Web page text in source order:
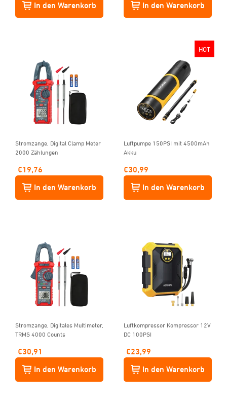
In den Warenkorb
In den Warenkorb
Stromzange, Digital Clamp Meter
2000 Zählungen
€19,76
In den Warenkorb
HOT
Luftpumpe 150PSI mit 4500mAh
Akku
€30,99
In den Warenkorb
Stromzange, Digitales Multimeter,
TRMS 4000 Counts
€30,91
In den Warenkorb
Luftkompressor Kompressor 12V
DC 100PSI
€23,99
In den Warenkorb